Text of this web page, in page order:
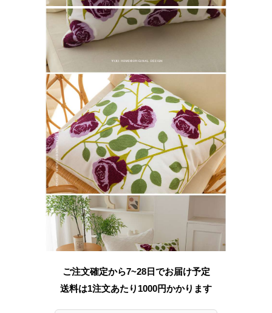
ご注文確定から7~28日でお届け予定
送料は1注文あたり 1000円かかります